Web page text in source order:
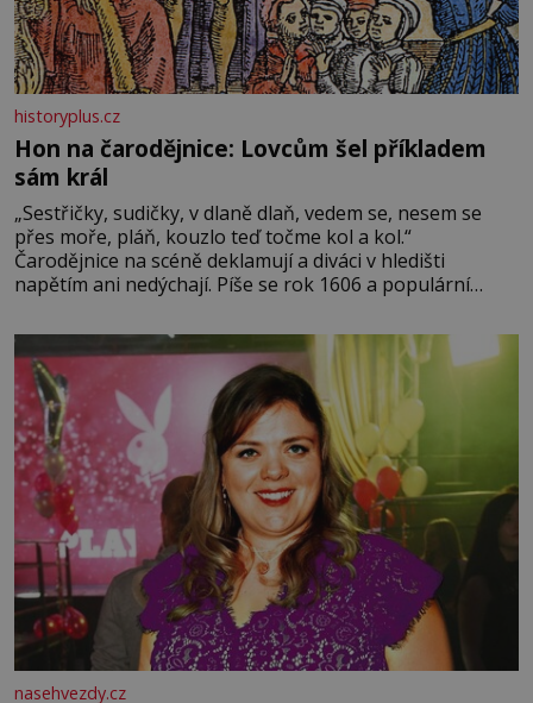
historyplus.cz
Hon na čarodějnice: Lovcům šel příkladem
sám král
„Sestřičky, sudičky, v dlaně dlaň, vedem se, nesem se
přes moře, pláň, kouzlo teď točme kol a kol.“
Čarodějnice na scéně deklamují a diváci v hledišti
napětím ani nedýchají. Píše se rok 1606 a populární
Tragédii o Macbethovi. Napsal ji pro krále Jakuba I., jenž
v roce 1603 vystřídal
nasehvezdy.cz